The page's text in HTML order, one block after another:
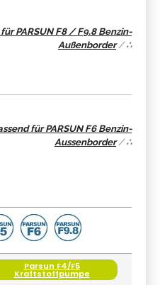
PARSUN F8 / F9.8 Benzin-
Außenborder/∴
für PARSUN F6 Benzin-
Aussenborder/∴
Parsun F4/F5
Kraftstoffpumpe